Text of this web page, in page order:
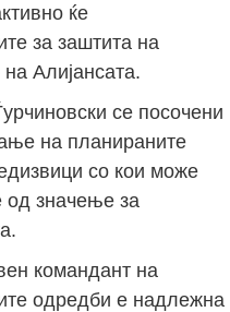
ќе
за заштита на
Алијансата.
се посочени
на планираните
со кои може
од значење за
командант на
одредби е надлежна